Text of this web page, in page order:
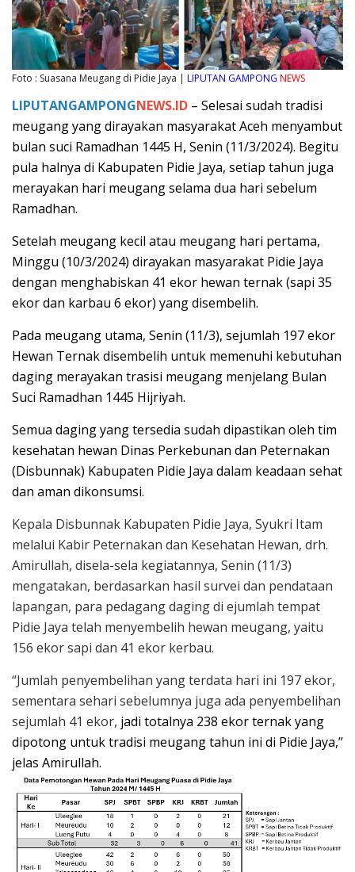
Foto : Suasana Meugang di Pidie Jaya | LIPUTAN GAMPONG NEWS
LIPUTANGAMPONGNEWS.ID – Selesai sudah tradisi
meugang yang dirayakan masyarakat Aceh menyambut
bulan suci Ramadhan 1445 H, Senin (11/3/2024). Begitu
pula halnya di Kabupaten Pidie Jaya, setiap tahun juga
merayakan hari meugang selama dua hari sebelum
Ramadhan.
Setelah meugang kecil atau meugang hari pertama,
Minggu (10/3/2024) dirayakan masyarakat Pidie Jaya
dengan menghabiskan 41 ekor hewan ternak (sapi 35
ekor dan karbau 6 ekor) yang disembelih.
Pada meugang utama, Senin (11/3), sejumlah 197 ekor
Hewan Ternak disembelih untuk memenuhi kebutuhan
daging merayakan trasisi meugang menjelang Bulan
Suci Ramadhan 1445 Hijriyah.
Semua daging yang tersedia sudah dipastikan oleh tim
kesehatan hewan Dinas Perkebunan dan Peternakan
(Disbunnak) Kabupaten Pidie Jaya dalam keadaan sehat
dan aman dikonsumsi.
Kepala Disbunnak Kabupaten Pidie Jaya, Syukri Itam
melalui Kabir Peternakan dan Kesehatan Hewan, drh.
Amirullah, disela-sela kegiatannya, Senin (11/3)
mengatakan, berdasarkan hasil survei dan pendataan
lapangan, para pedagang daging di ejumlah tempat
Pidie Jaya telah menyembelih hewan meugang, yaitu
156 ekor sapi dan 41 ekor kerbau.
“Jumlah penyembelihan yang terdata hari ini 197 ekor,
sementara sehari sebelumnya juga ada penyembelihan
sejumlah 41 ekor, jadi totalnya 238 ekor ternak yang
dipotong untuk tradisi meugang tahun ini di Pidie Jaya,”
jelas Amirullah.